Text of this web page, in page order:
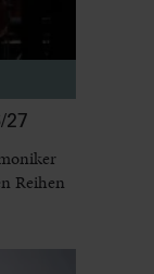
27
Reihen